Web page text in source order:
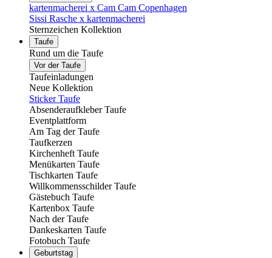
kartenmacherei x Cam Cam Copenhagen
Sissi Rasche x kartenmacherei
Sternzeichen Kollektion
Taufe
Rund um die Taufe
Vor der Taufe
Taufeinladungen
Neue Kollektion
Sticker Taufe
Absenderaufkleber Taufe
Eventplattform
Am Tag der Taufe
Taufkerzen
Kirchenheft Taufe
Menükarten Taufe
Tischkarten Taufe
Willkommensschilder Taufe
Gästebuch Taufe
Kartenbox Taufe
Nach der Taufe
Dankeskarten Taufe
Fotobuch Taufe
Geburtstag